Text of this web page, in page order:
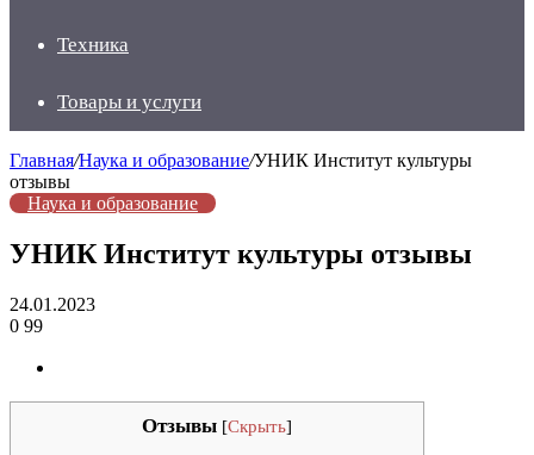
Техника
Товары и услуги
Главная/Наука и образование/УНИК Институт культуры
отзывы
Наука и образование
УНИК Институт культуры отзывы
24.01.2023
0 99
Отзывы [Скрыть]